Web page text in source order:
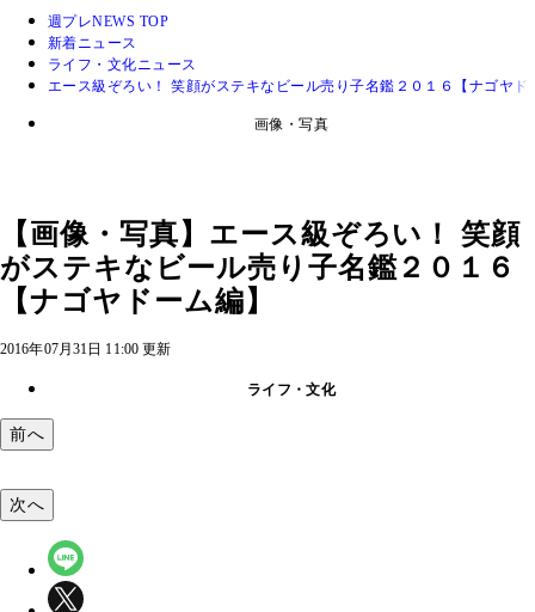
週プレNEWS TOP
新着ニュース
ライフ・文化ニュース
エース級ぞろい！ 笑顔がステキなビール売り子名鑑２０１６【ナゴヤド
画像・写真
【画像・写真】エース級ぞろい！ 笑顔
がステキなビール売り子名鑑２０１６
【ナゴヤドーム編】
2016年07月31日 11:00 更新
ライフ・文化
前へ
次へ